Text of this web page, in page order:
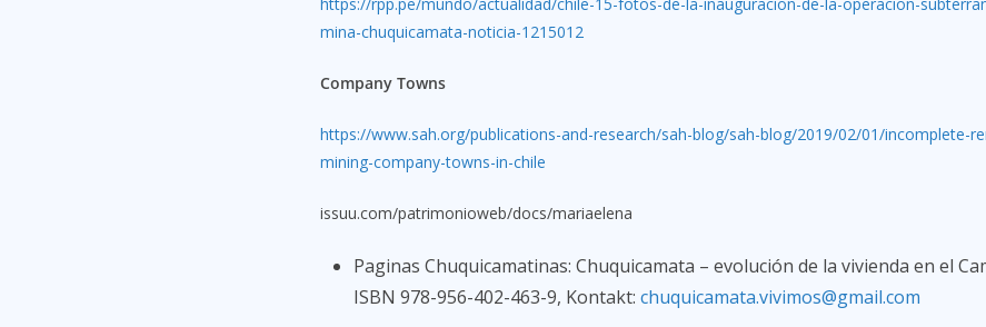
mina-chuquicamata-noticia-1215012
Company Towns
https://www.sah.org/publications-and-research/sah-blog/sah-blog/2019/02/01/incomplete-
mining-company-towns-in-chile
issuu.com/patrimonioweb/docs/mariaelena
Paginas Chuquicamatinas: Chuquicamata – evolución de la vivienda en el
ISBN 978-956-402-463-9, Kontakt: chuquicamata.vivimos@gmail.com